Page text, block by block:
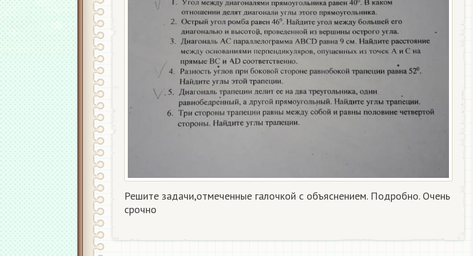
Решите задачи,отмеченные галочкой с объяснением. Подробно. Очень
срочно